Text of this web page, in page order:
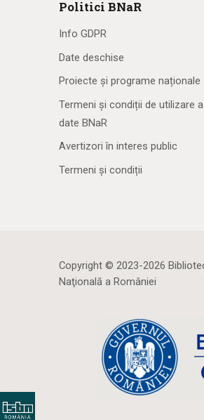
Politici BNaR
Info GDPR
Date deschise
Proiecte și programe naționale
Termeni și condiții de utilizare
date BNaR
Avertizori în interes public
Termeni și condiții
Copyright © 2023-2026
Naţională a României